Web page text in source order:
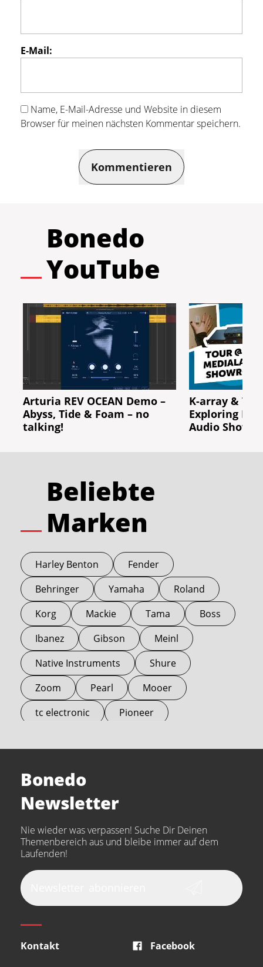
E-Mail:
Name, E-Mail-Adresse und Website in diesem
Browser für meinen nächsten Kommentar speichern.
Kommentieren
Bonedo
YouTube
Arturia REV OCEAN Demo –
Abyss, Tide & Foam – no
talking!
K-array &
Exploring
Audio
Beliebte
Marken
Harley Benton
Fender
Behringer
Yamaha
Roland
Korg
Mackie Tama
Boss
Ibanez
Gibson
Meinl
Native Instruments
Shure
Zoom
Pearl
Mooer
tc electronic
Pioneer
Arturia
the t.bone
Thomann
Walrus Audio
Epiphone
beyerdynamic
Audio-Technica
Presonus
Bonedo
Newsletter
Nie wieder was verpassen! Suche Dir Deinen
Themenbereich aus und bleibe immer auf dem
Laufenden!
Kontakt Facebook